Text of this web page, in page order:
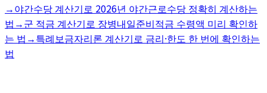
→야간수당 계산기로 2026년 야간근로수당 정확히 계산하는
법 →군 적금 계산기로 장병내일준비적금 수령액 미리 확인하
는 법 →특례보금자리론 계산기로 금리·한도 한 번에 확인하는
법